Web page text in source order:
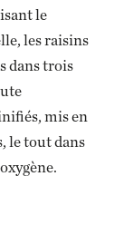
le
les raisins
dans trois
mis en
le tout dans